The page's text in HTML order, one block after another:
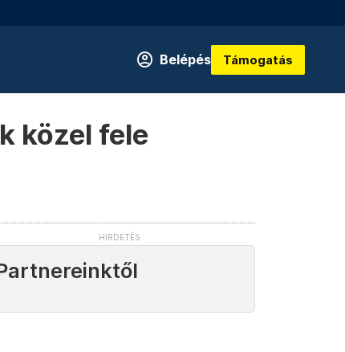
Belépés Támogatás
közel fele